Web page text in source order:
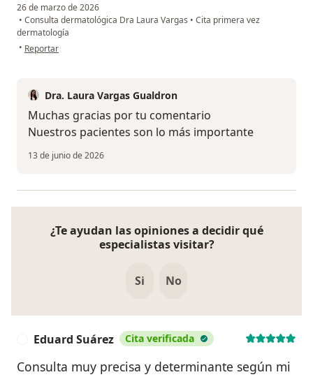
26 de marzo de 2026
• Consulta dermatológica Dra Laura Vargas • Cita primera vez
dermatología
• en opinión del usuario William Martinez
Reportar
Dra. Laura Vargas Gualdron
Muchas gracias por tu comentario
Nuestros pacientes son lo más importante
13 de junio de 2026
¿Te ayudan las opiniones a decidir qué
especialistas visitar?
Si No
Eduard Suárez Cita verificada
Consulta muy precisa y determinante según mi